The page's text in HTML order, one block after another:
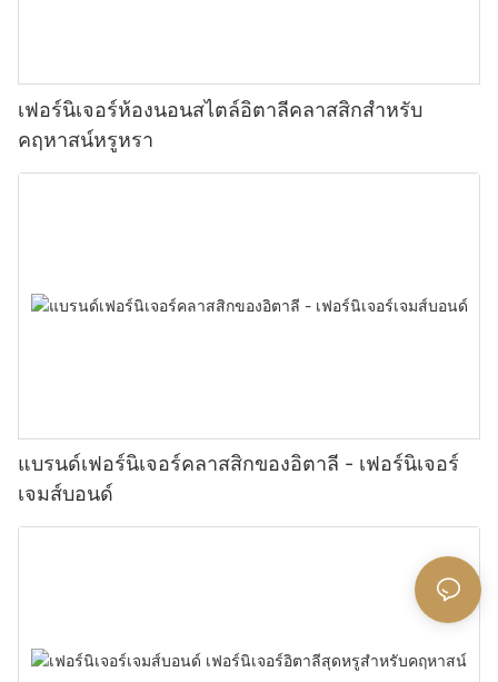
เฟอร์นิเจอร์ห้องนอนสไตล์อิตาลีคลาสสิกสำหรับ
คฤหาสน์หรูหรา
แบรนด์เฟอร์นิเจอร์คลาสสิกของอิตาลี - เฟอร์นิเจอร์
เจมส์บอนด์